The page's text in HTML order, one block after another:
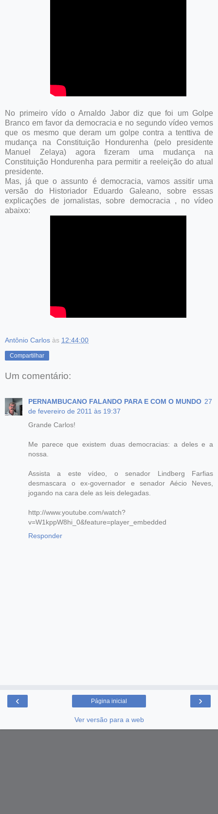
No primeiro vído o Arnaldo Jabor diz que foi um Golpe
Branco em favor da democracia e no segundo vídeo vemos
que os mesmo que deram um golpe contra a tenttiva de
mudança na Constituição Hondurenha (pelo presidente
Manuel Zelaya) agora fizeram uma mudança na
Constituição Hondurenha para permitir a reeleição do atual
presidente.
Mas, já que o assunto é democracia, vamos assitir uma
versão do Historiador Eduardo Galeano, sobre essas
explicações de jornalistas, sobre democracia , no vídeo
abaixo:
Antônio Carlos às 12:44:00
Compartilhar
Um comentário:
PERNAMBUCANO FALANDO PARA E COM O MUNDO 27
de fevereiro de 2011 às 19:37
Grande Carlos!
Me parece que existem duas democracias: a deles e a
nossa.
Assista a este vídeo, o senador Lindberg Farfias
desmascara o ex-governador e senador Aécio Neves,
jogando na cara dele as leis delegadas.
http://www.youtube.com/watch?
v=W1kppW8hi_0&feature=player_embedded
Responder
‹ ›
Página inicial
Ver versão para a web